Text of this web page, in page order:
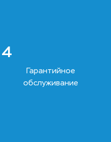
4
Гарантийное
обслуживание